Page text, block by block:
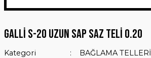
GALLİ S-20 UZUN SAP SAZ TELİ 0.20
Kategori
BAĞLAMA TELLERİ